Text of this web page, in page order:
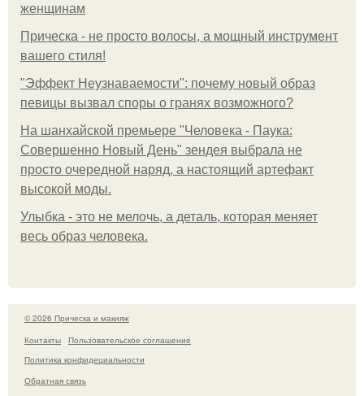
женщинам
Прическа - не просто волосы, а мощный инструмент
вашего стиля!
"Эффект Неузнаваемости": почему новый образ
певицы вызвал споры о гранях возможного?
На шанхайской премьере "Человека - Паука:
Совершенно Новый День" зендея выбрала не
просто очередной наряд, а настоящий артефакт
высокой моды.
Улыбка - это не мелочь, а деталь, которая меняет
весь образ человека.
© 2026 Прическа и макияж
Контакты
Пользовательское соглашение
Политика конфидециальности
Обратная связь